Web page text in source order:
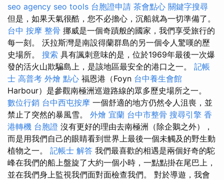
seo agency seo tools 台胞證申請 茶會點心 關鍵字搜尋
但是，如果天氣很酷，您不必擔心，沉船就為一切準備了。
台中 按摩 整骨 挪威是一個奇蹟般的國家，我們享受旅行的
每一刻。 沃拉斯灣是南設得蘭群島的另一個令人驚嘆的歷
史場所。 搜索 具有諷刺意味的是，位於1969年最後一次爆
發的活火山欺騙島上，是該地區最安全的港口之一。 記帳
士 高普考 外燴 點心 福恩港（Foyn 台中養生會館
Harbour）是參觀南極洲巡遊路線的眾多歷史場所之一。
數位行銷 台中西屯按摩 一個舒適的地方仍然令人沮喪，並
禁止了突然的暴風雪。 外燴 宜蘭 台中市整骨 搜尋引擎 香
港轉機 台胞證 沒有更好的理由去南極洲（除企鵝之外），
而是用我們自己的眼睛看到世界上最後一個未觸及的野生動
植物之一。 記帳士 解答 我們最喜歡的相遇是兩個好奇的駝
峰在我們的船上盤旋了大約一個小時，一點點掛在尾巴上，
並在我們身上監視我們面對面檢查我們。 對於導遊，我會